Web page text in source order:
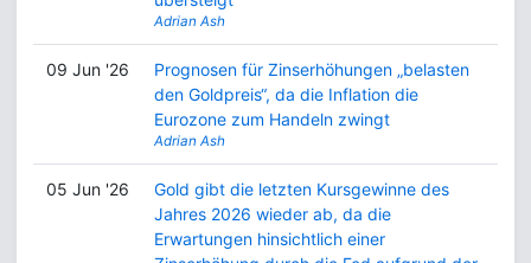
Adrian Ash
09 Jun '26
Prognosen für Zinserhöhungen „belasten
den Goldpreis“, da die Inflation die
Eurozone zum Handeln zwingt
Adrian Ash
05 Jun '26
Gold gibt die letzten Kursgewinne des
Jahres 2026 wieder ab, da die
Erwartungen hinsichtlich einer